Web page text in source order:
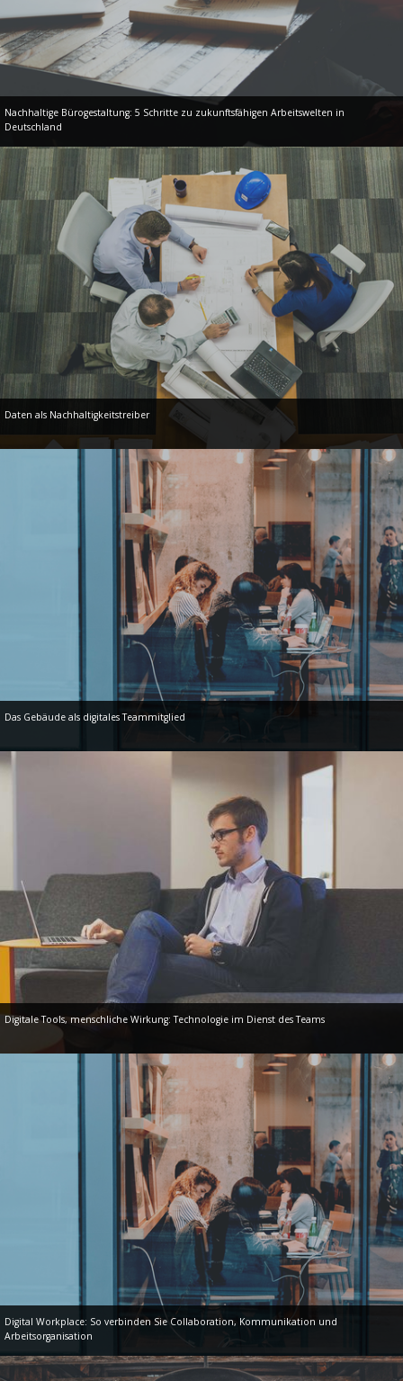
Nachhaltige Bürogestaltung: 5 Schritte zu zukunftsfähigen Arbeitswelten in
Deutschland
Daten als Nachhaltigkeitstreiber
Das Gebäude als digitales Teammitglied
Digitale Tools, menschliche Wirkung: Technologie im Dienst des Teams
Digital Workplace: So verbinden Sie Collaboration, Kommunikation und
Arbeitsorganisation